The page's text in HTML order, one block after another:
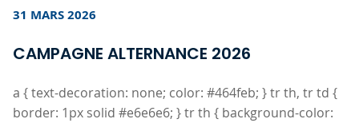
31 MARS 2026
CAMPAGNE ALTERNANCE 2026
a { text-decoration: none; color: #464feb; } tr th, tr td {
border: 1px solid #e6e6e6; } tr th { background-color: